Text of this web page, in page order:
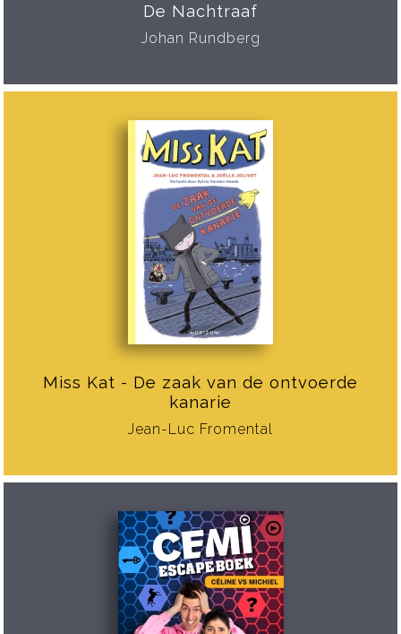
De Nachtraaf
Johan Rundberg
Miss Kat - De zaak van de ontvoerde
kanarie
Jean-Luc Fromental